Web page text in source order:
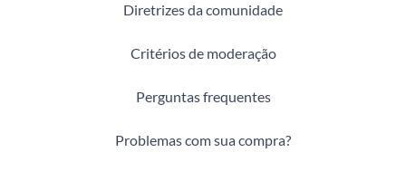
Diretrizes da comunidade
Critérios de moderação
Perguntas frequentes
Problemas com sua compra?